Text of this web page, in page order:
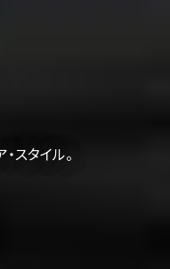
スタイル。